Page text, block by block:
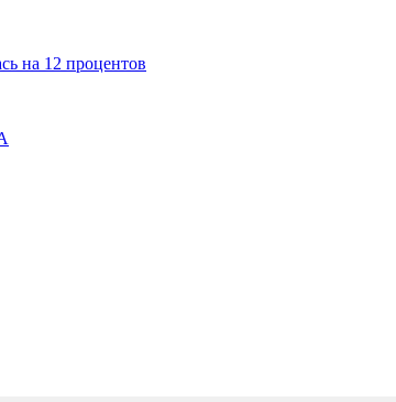
на 12 процентов